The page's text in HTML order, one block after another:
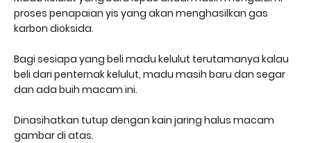
proses penapaian yis yang akan menghasilkan gas
karbon dioksida.
Bagi sesiapa yang beli madu kelulut terutamanya kalau
beli dari penternak kelulut, madu masih baru dan segar
dan ada buih macam ini.
Dinasihatkan tutup dengan kain jaring halus macam
gambar di atas.